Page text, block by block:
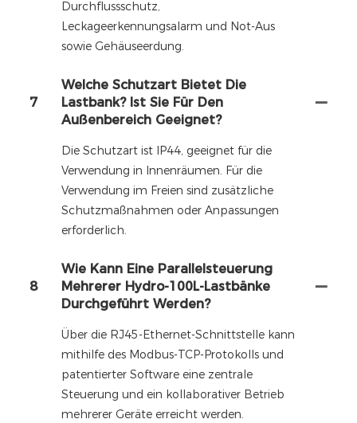
Durchflussschutz,
Leckageerkennungsalarm und Not-Aus
sowie Gehäuseerdung.
7
Welche Schutzart Bietet Die
Lastbank? Ist Sie Für Den
Außenbereich Geeignet?
Die Schutzart ist IP44, geeignet für die
Verwendung in Innenräumen. Für die
Verwendung im Freien sind zusätzliche
Schutzmaßnahmen oder Anpassungen
erforderlich.
8
Wie Kann Eine Parallelsteuerung
Mehrerer Hydro-100L-Lastbänke
Durchgeführt Werden?
Über die RJ45-Ethernet-Schnittstelle kann
mithilfe des Modbus-TCP-Protokolls und
patentierter Software eine zentrale
Steuerung und ein kollaborativer Betrieb
mehrerer Geräte erreicht werden.